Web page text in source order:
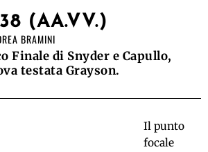
(AA.VV.)
BRAMINI
Finale di Snyder e Capullo,
testata Grayson.
Il punto
focale